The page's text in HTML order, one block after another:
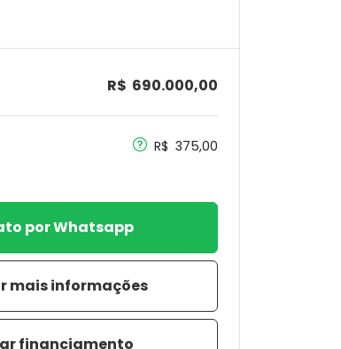
R$ 690.000,00
R$ 375,00
por Whatsapp
mais informações
financiamento